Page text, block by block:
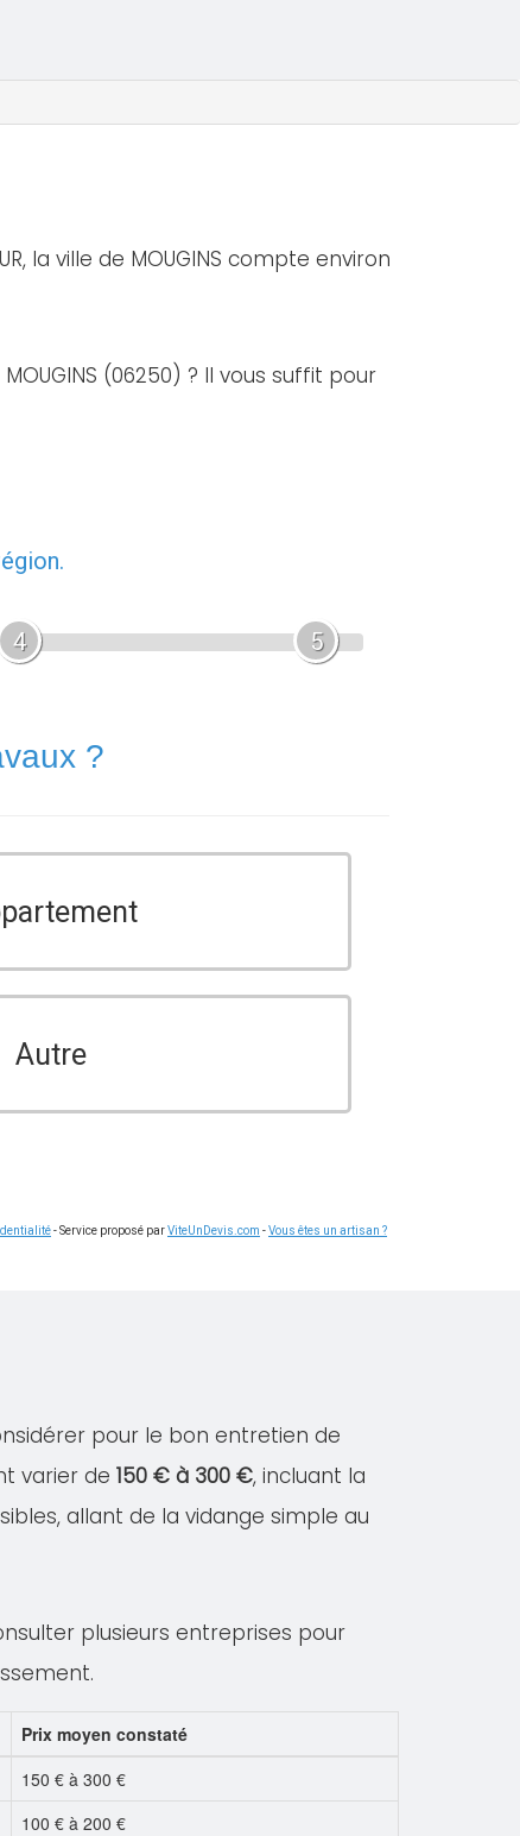
la ville de MOUGINS compte environ
(06250) ? Il vous suffit pour
4 5
?
Autre
- Service proposé parViteUnDevis.com -Vous êtes un artisan ?
pour le bon entretien de
varier de 150 € à 300 €, incluant la
allant de la vidange simple au
plusieurs entreprises pour
Prix moyen constaté
150 € à 300 €
100 € à 200 €